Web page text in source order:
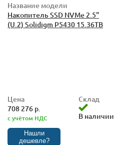
Название модели
Накопитель SSD NVMe 2.5"
(U.2) Solidigm P5430 15.36TB
Цена
708 276 р.
с учётом НДС
Нашли
дешевле?
Склад
В наличии